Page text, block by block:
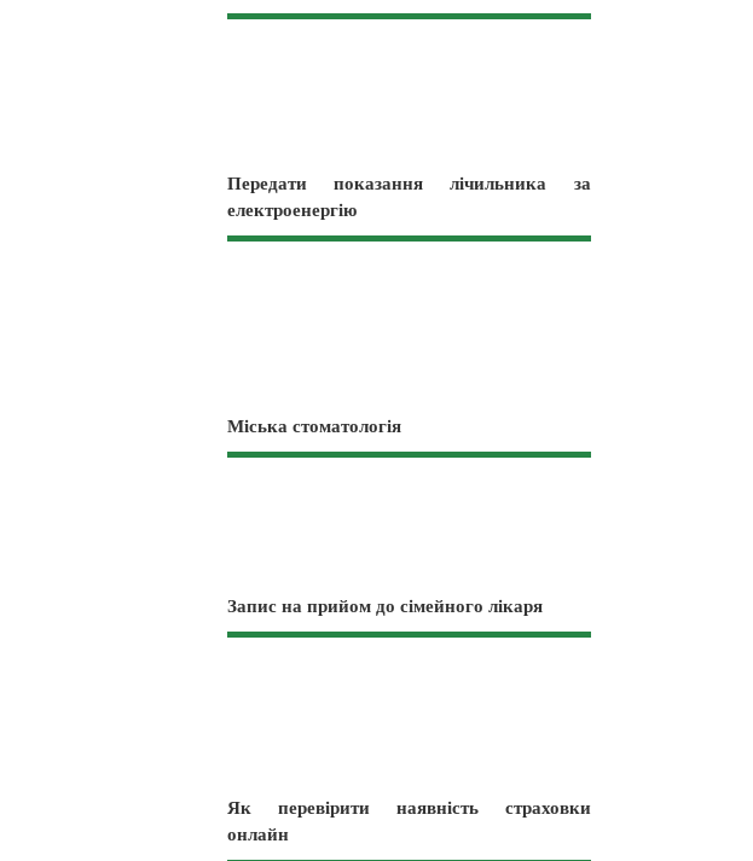
Передати показання лічильника за
електроенергію
Міська стоматологія
Запис на прийом до сімейного лікаря
Як перевірити наявність страховки
онлайн